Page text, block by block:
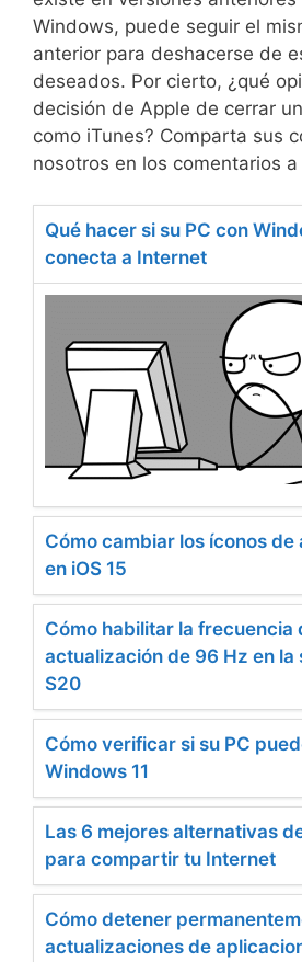
Windows, puede seguir el
anterior para deshacerse de
deseados. Por cierto, ¿qué
decisión de Apple de cerrar
como iTunes? Comparta sus
nosotros en los comentarios
Qué hacer si su PC con
conecta a Internet
Cómo cambiar los íconos de
en iOS 15
Cómo habilitar la frecuencia
actualización de 96 Hz en la
S20
Cómo verificar si su PC
Windows 11
Las 6 mejores alternativas
para compartir tu Internet
Cómo detener
actualizaciones de